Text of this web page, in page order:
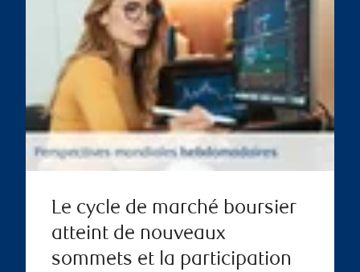
Le cycle de marché boursier
atteint de nouveaux
sommets et la participation